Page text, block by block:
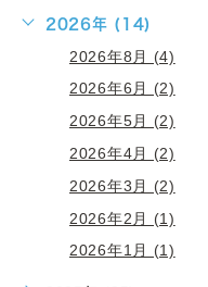
2026年 (14)
2026年8月 (4)
2026年6月 (2)
2026年5月 (2)
2026年4月 (2)
2026年3月 (2)
2026年2月 (1)
2026年1月 (1)